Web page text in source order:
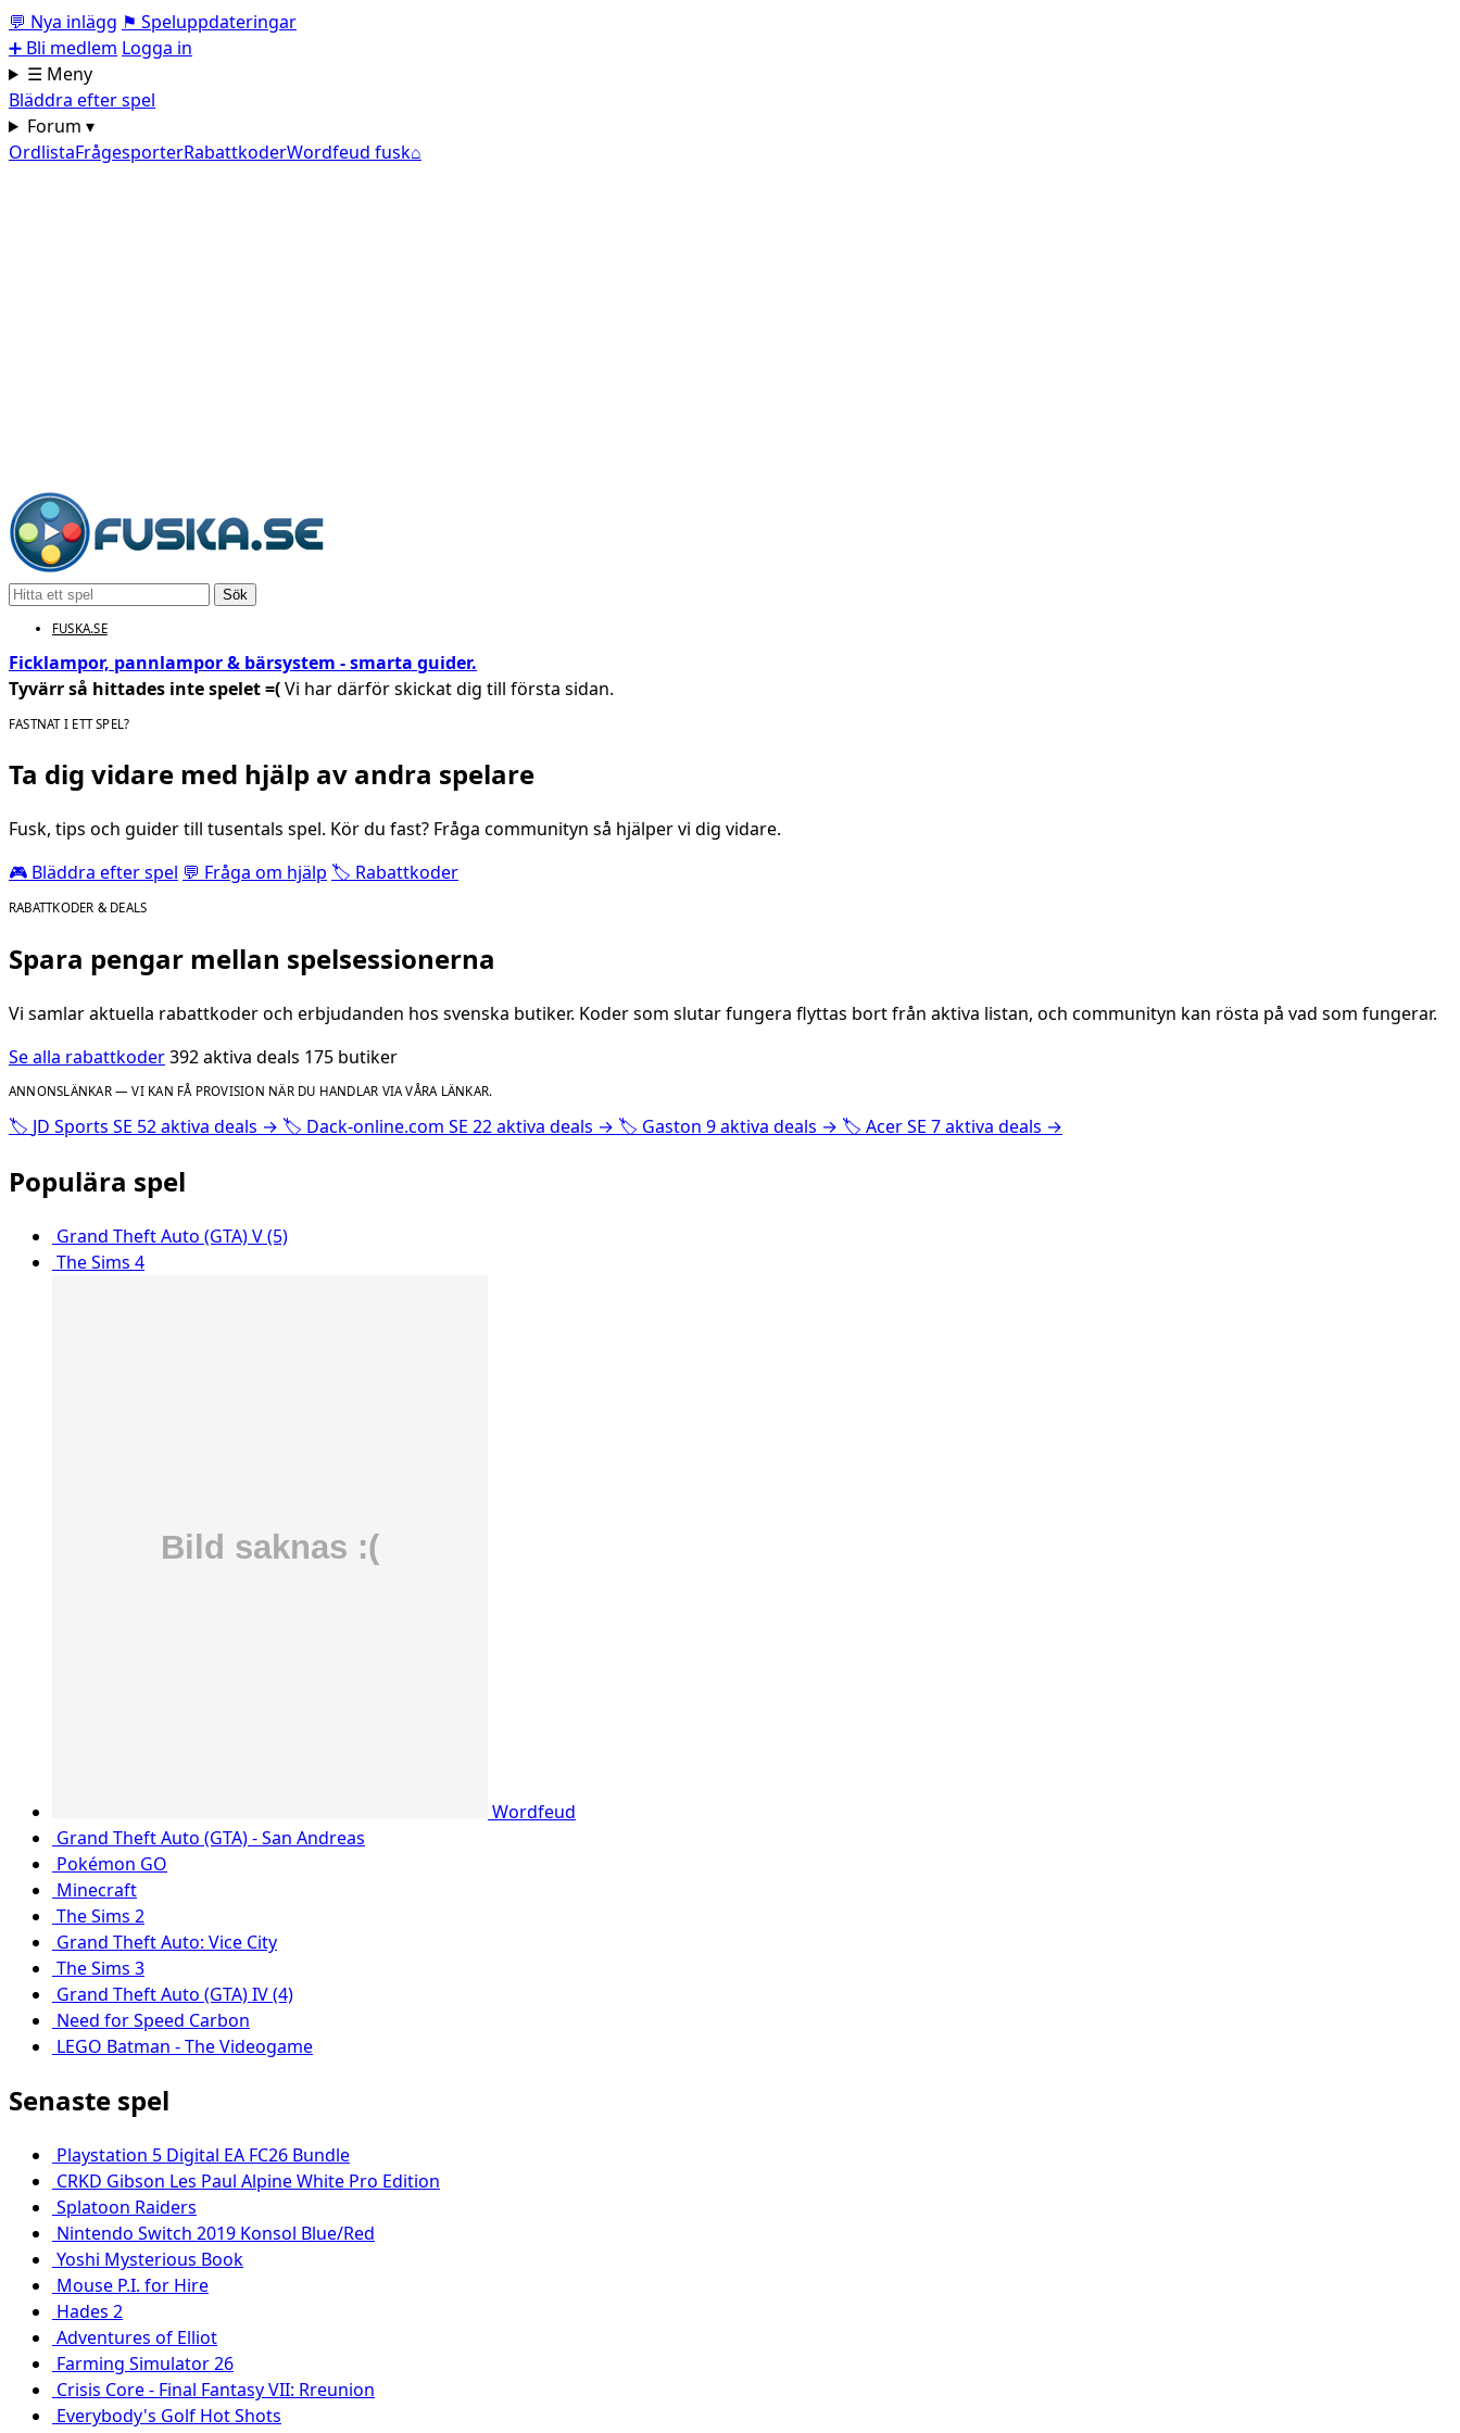
💬 Nya inlägg ⚑ Speluppdateringar
➕ Bli medlem Logga in
☰ Meny
Bläddra efter spel
Forum ▾
OrdlistaFrågesporterRabattkoderWordfeud fusk⌂
Sök
FUSKA.SE
Ficklampor, pannlampor & bärsystem - smarta guider.
Tyvärr så hittades inte spelet =(Vi har därför skickat dig till första sidan.
FASTNAT I ETT SPEL?
Ta dig vidare med hjälp av andra spelare
Fusk, tips och guider till tusentals spel. Kör du fast? Fråga communityn så hjälper vi dig vidare.
🎮 Bläddra efter spel 💬 Fråga om hjälp 🏷️ Rabattkoder
RABATTKODER & DEALS
Spara pengar mellan spelsessionerna
Vi samlar aktuella rabattkoder och erbjudanden hos svenska butiker. Koder som slutar fungera flyttas bort från aktiva listan, och communityn kan rösta på vad som fungerar.
Se alla rabattkoder392 aktiva deals 175 butiker
ANNONSLÄNKAR — VI KAN FÅ PROVISION NÄR DU HANDLAR VIA VÅRA LÄNKAR.
🏷️ JD Sports SE 52 aktiva deals → 🏷️ Dack-online.com SE 22 aktiva deals → 🏷️ Gaston 9 aktiva deals → 🏷️ Acer SE 7 aktiva deals →
Populära spel
Grand Theft Auto (GTA) V (5)
The Sims 4
Wordfeud
Grand Theft Auto (GTA) - San Andreas
Pokémon GO
Minecraft
The Sims 2
Grand Theft Auto: Vice City
The Sims 3
Grand Theft Auto (GTA) IV (4)
Need for Speed Carbon
LEGO Batman - The Videogame
Senaste spel
Playstation 5 Digital EA FC26 Bundle
CRKD Gibson Les Paul Alpine White Pro Edition
Splatoon Raiders
Nintendo Switch 2019 Konsol Blue/Red
Yoshi Mysterious Book
Mouse P.I. for Hire
Hades 2
Adventures of Elliot
Farming Simulator 26
Crisis Core - Final Fantasy VII: Rreunion
Everybody's Golf Hot Shots